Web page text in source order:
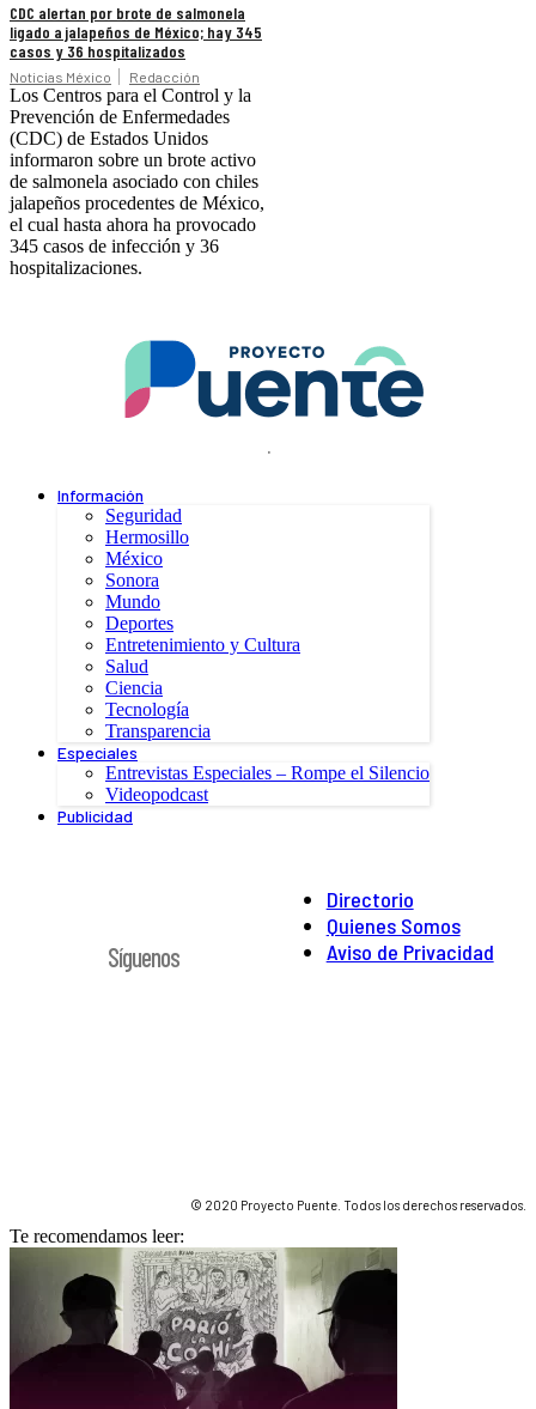
CDC alertan por brote de salmonela
ligado a jalapeños de México; hay 345
casos y 36 hospitalizados
Noticias México Redacción
Los Centros para el Control y la
Prevención de Enfermedades
(CDC) de Estados Unidos
informaron sobre un brote activo
de salmonela asociado con chiles
jalapeños procedentes de México,
el cual hasta ahora ha provocado
345 casos de infección y 36
hospitalizaciones.
.
Información
Seguridad
Hermosillo
México
Sonora
Mundo
Deportes
Entretenimiento y Cultura
Salud
Ciencia
Tecnología
Transparencia
Especiales
Entrevistas Especiales – Rompe el Silencio
Videopodcast
Publicidad
Directorio
Quienes Somos
Aviso de Privacidad
Síguenos
© 2020 Proyecto Puente. Todos los derechos reservados.
Te recomendamos leer: